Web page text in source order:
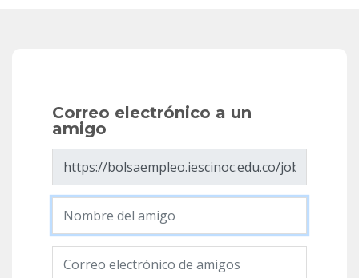
Correo electrónico a un
amigo